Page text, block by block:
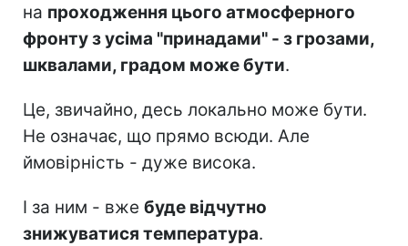
на проходження цього атмосферного
фронту з усіма "принадами" - з грозами,
шквалами, градом може бути.
Це, звичайно, десь локально може бути.
Не означає, що прямо всюди. Але
ймовірність - дуже висока.
І за ним - вже буде відчутно
знижуватися температура.